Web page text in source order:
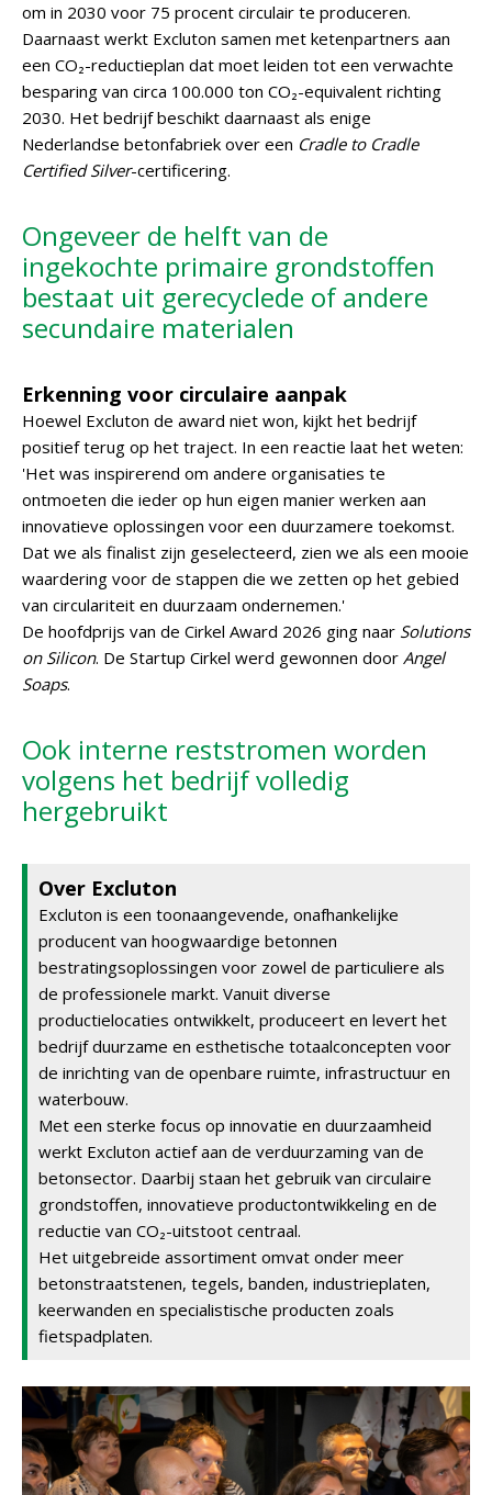
om in 2030 voor 75 procent circulair te produceren.
Daarnaast werkt Excluton samen met ketenpartners aan
een CO₂-reductieplan dat moet leiden tot een verwachte
besparing van circa 100.000 ton CO₂-equivalent richting
2030. Het bedrijf beschikt daarnaast als enige
Nederlandse betonfabriek over een Cradle to Cradle
Certified Silver-certificering.
Ongeveer de helft van de
ingekochte primaire grondstoffen
bestaat uit gerecyclede of andere
secundaire materialen
Erkenning voor circulaire aanpak
Hoewel Excluton de award niet won, kijkt het bedrijf
positief terug op het traject. In een reactie laat het weten:
'Het was inspirerend om andere organisaties te
ontmoeten die ieder op hun eigen manier werken aan
innovatieve oplossingen voor een duurzamere toekomst.
Dat we als finalist zijn geselecteerd, zien we als een mooie
waardering voor de stappen die we zetten op het gebied
van circulariteit en duurzaam ondernemen.'
De hoofdprijs van de Cirkel Award 2026 ging naar Solutions
on Silicon. De Startup Cirkel werd gewonnen door Angel
Soaps.
Ook interne reststromen worden
volgens het bedrijf volledig
hergebruikt
Over Excluton
Excluton is een toonaangevende, onafhankelijke
producent van hoogwaardige betonnen
bestratingsoplossingen voor zowel de particuliere als
de professionele markt. Vanuit diverse
productielocaties ontwikkelt, produceert en levert het
bedrijf duurzame en esthetische totaalconcepten voor
de inrichting van de openbare ruimte, infrastructuur en
waterbouw.
Met een sterke focus op innovatie en duurzaamheid
werkt Excluton actief aan de verduurzaming van de
betonsector. Daarbij staan het gebruik van circulaire
grondstoffen, innovatieve productontwikkeling en de
reductie van CO₂-uitstoot centraal.
Het uitgebreide assortiment omvat onder meer
betonstraatstenen, tegels, banden, industrieplaten,
keerwanden en specialistische producten zoals
fietspadplaten.